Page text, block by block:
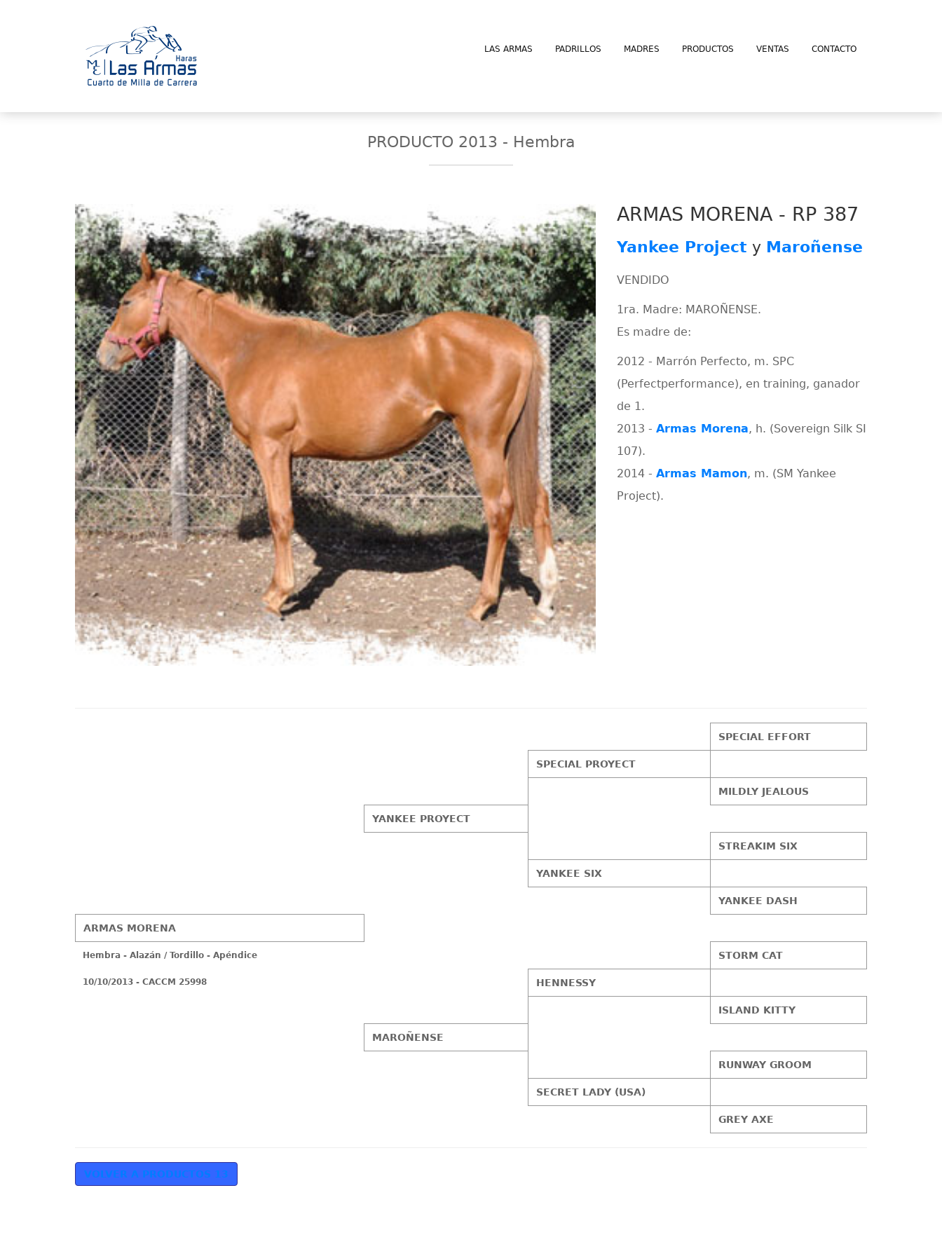
LAS ARMAS PADRILLOS MADRES PRODUCTOS VENTAS CONTACTO
PRODUCTO 2013 - Hembra
ARMAS MORENA - RP 387
Yankee Project y Maroñense
VENDIDO
1ra. Madre: MAROÑENSE.
Es madre de:
2012 - Marrón Perfecto, m. SPC
(Perfectperformance), en training, ganador
de 1.
2013 -Armas Morena, h. (Sovereign Silk SI
107).
2014 -Armas Mamon, m. (SM Yankee
Project).
SPECIAL EFFORT
SPECIAL PROYECT
MILDLY JEALOUS
YANKEE PROYECT
STREAKIM SIX
YANKEE SIX
YANKEE DASH
ARMAS MORENA
Hembra - Alazán / Tordillo - Apéndice STORM CAT
10/10/2013 - CACCM 25998 HENNESSY
ISLAND KITTY
MAROÑENSE
RUNWAY GROOM
SECRET LADY (USA)
GREY AXE
VOLVER A PRODUCTOS 13